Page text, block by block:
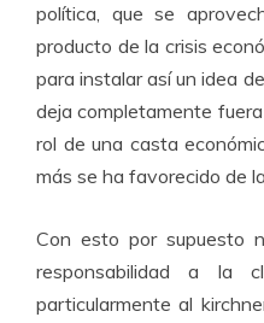
política, que se
producto de la crisis
para instalar así un idea
deja completamente
rol de una casta
más se ha favorecido de
Con esto por supuesto
responsabilidad a la
particularmente al